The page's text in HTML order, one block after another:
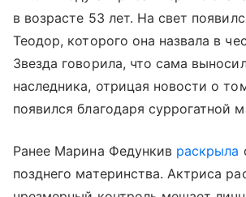
в возрасте 53 лет. На свет
Теодор, которого она назвала в
Звезда говорила, что сама
наследника, отрицая новости о
появился благодаря суррогатной
Ранее Марина Федункив раскрыла
позднего материнства. Актриса